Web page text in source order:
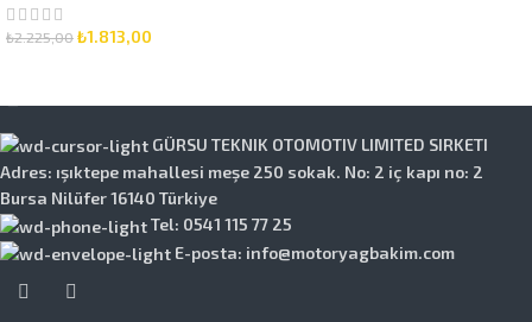
₺2.225,00₺1.813,00
GÜRSU TEKNIK OTOMOTIV LIMITED SIRKETI
Adres: ışıktepe mahallesi meşe 250 sokak. No: 2 iç kapı no: 2
Bursa Nilüfer 16140 Türkiye
Tel: 0541 115 77 25
E-posta: info@motoryagbakim.com